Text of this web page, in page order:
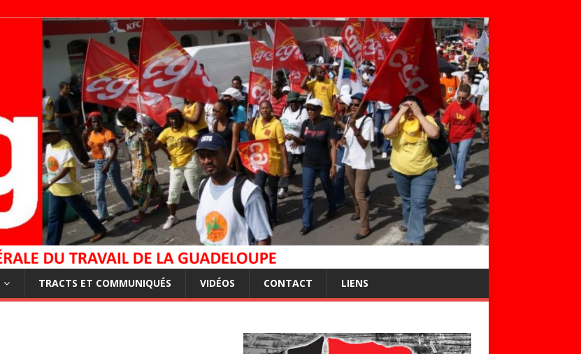
TRACTS ET COMMUNIQUÉS VIDÉOS CONTACT LIENS